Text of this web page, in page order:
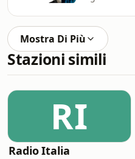
Mostra Di Più
Stazioni simili
RI
Radio Italia